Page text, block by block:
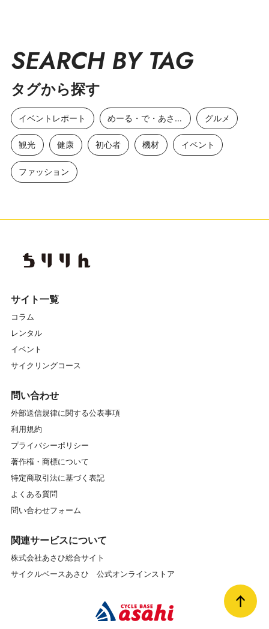
SEARCH BY TAG
タグから探す
イベントレポート めーる・で・あさひ グルメ
観光 健康 初心者 機材 イベント
ファッション
サイト一覧
コラム
レンタル
イベント
サイクリングコース
問い合わせ
外部送信規律に関する公表事項
利用規約
プライバシーポリシー
著作権・商標について
特定商取引法に基づく表記
よくある質問
問い合わせフォーム
関連サービスについて
株式会社あさひ総合サイト
サイクルベースあさひ 公式オンラインストア